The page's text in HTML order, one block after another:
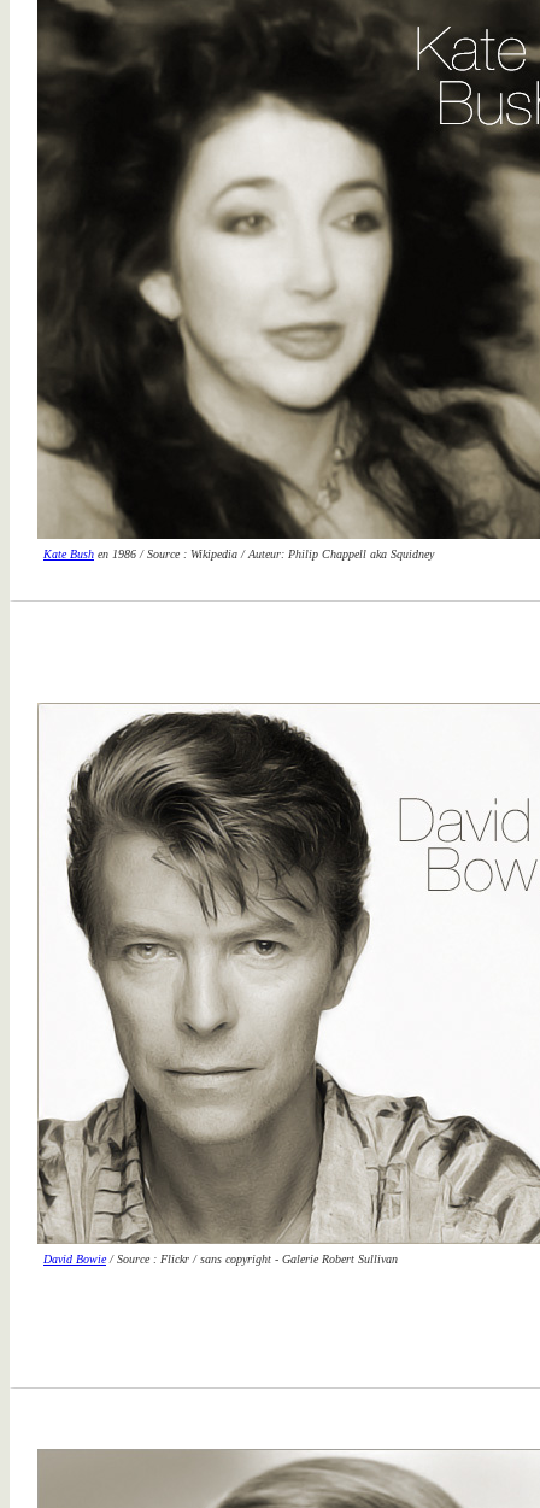
Kate Bush en 1986 / Source : Wikipedia / Auteur: Philip Chappell aka Squidney
David Bowie/ Source : Flickr / sans copyright - Galerie Robert Sullivan